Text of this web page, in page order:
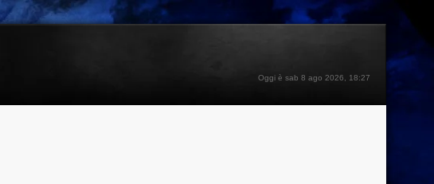
Oggi è sab 8 ago 2026, 18:27